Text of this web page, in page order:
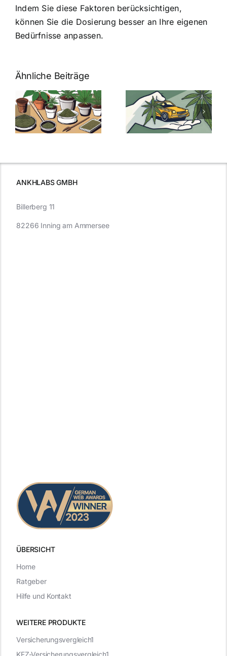
Indem Sie diese Faktoren berücksichtigen,
können Sie die Dosierung besser an Ihre eigenen
Bedürfnisse anpassen.
Ähnliche Beiträge
Neue THC-
Grenzwert-
Regelung:
Was Sie über
Cannabis und
müssen
Cannabis
Samen
kaufen: Alles
was Sie
ANKHLABS GMBH
ÜBERSICHT
WEITERE PRODUKTE
Billerberg 11
82266 Inning am Ammersee
Versicherungsvergleich1
KFZ-Versicherungsvergleich1
Home
Ratgeber
Hilfe und Kontakt